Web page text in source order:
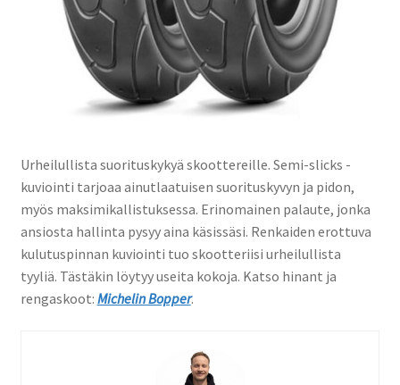
Urheilullista suorituskykyä skoottereille. Semi-slicks -
kuviointi tarjoaa ainutlaatuisen suorituskyvyn ja pidon,
myös maksimikallistuksessa. Erinomainen palaute, jonka
ansiosta hallinta pysyy aina käsissäsi. Renkaiden erottuva
kulutuspinnan kuviointi tuo skootteriisi urheilullista
tyyliä. Tästäkin löytyy useita kokoja. Katso hinant ja
rengaskoot: Michelin Bopper.